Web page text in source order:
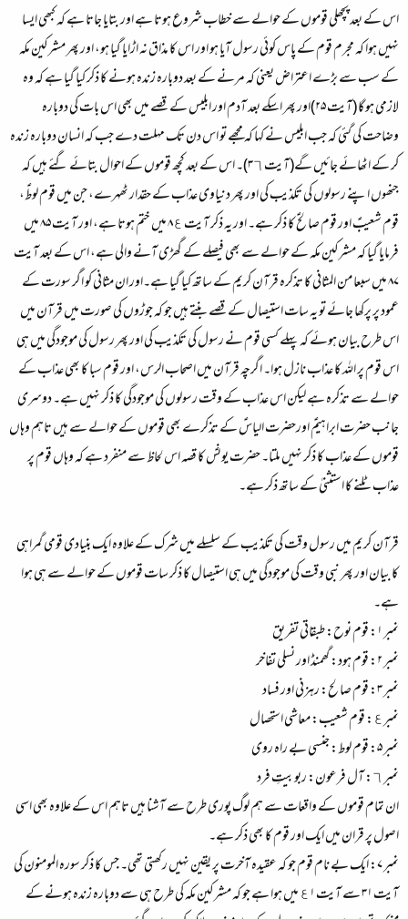
اس کے بعد پچھلی قوموں کے حوالے سے خطاب شروع ہوتا ہے اور بتایا جاتا ہے کہ کبھی ایسا
نہیں ہوا کہ مجرم قوم کے پاس کوئی رسول آیا ہو اور اس کا مذاق نہ اڑایا گیا ہو، اور پھر مشرکین مکہ
کے سب سے بڑے اعتراض یعنی کہ مرنے کے بعد دوبارہ زندہ ہونے کا ذکر کیا گیا ہے کہ وہ
لازمی ہو گا (آیت ۲۵)اور پھر اسکے بعد آدم اور ابلیس کے قصے میں بھی اس بات کی دوبارہ
وضاحت کی گئی کہ جب ابلیس نے کہا کہ مجھے تو اس دن تک مہلت دے جب کہ انسان دوبارہ زندہ
کر کے اٹھائے جائیں گے(آیت ۳٦)۔ اس کے بعد کچھ قوموں کے احوال بتائے گئے ہیں کہ
جنھوں اپنے رسولوں کی تکذیب کی اور پھر دنیاوی عذاب کے حقدار ٹھہرے، جن میں قوم لوطؑ،
قوم شعیبؑ اور قوم صالحؑ کا ذکر ہے۔ اور یہ ذکر آیت ۸٤ میں ختم ہوتا ہے، اور آیت ۸۵ میں
فرمایا گیا کہ مشرکین مکہ کے حوالے سے بھی فیصلے کے گھڑی آنے والی ہے، اس کے بعد آیت
۸۷ میں سبعا من المثانی کا تذکرہ قرآن کریم کے ساتھ کیا گیا ہے۔اور ان مثانی کو اگر سورت کے
عمود پر پرکھا جائے تو یہ سات استیصال کے قصے بنتے ہیں جو کہ جوڑوں کی صورت میں قرآن میں
اس طرح بیان ہوئے کہ پہلے کسی قوم نے رسول کی تکذیب کی اور پھر رسول کی موجودگی میں ہی
اس قوم پر الله کا عذاب نازل ہوا۔ اگرچہ قرآن میں اصحاب الرس، اور قوم سبا کا بھی عذاب کے
حوالے سے تذکرہ ہے لیکن اس عذاب کے وقت رسولوں کی موجودگی کا ذکر نہیں ہے۔ دوسری
جانب حضرت ابراہیمؑ اورحضرت الیاسؑ کے تذکرے بھی قوموں کے حوالے سے ہیں تاہم وہاں
قوموں کے عذاب کا ذکر نہیں ملتا۔ حضرت یونسؑ کا قصہ اس لحاظ سے منفرد ہے کہ وہاں قوم پر
عذاب ٹلنے کا استثنیٰ کے ساتھ ذکر ہے۔
قرآن کریم میں رسول وقت کی تکذیب کے سلسلے میں شرک کے علاوہ ایک بنیادی قومی گمراہی
کا بیان اور پھر نبی وقت کی موجودگی میں ہی استیصال کا ذکر سات قوموں کے حوالے سے ہی ہوا
ہے۔
نمبر ۱: قوم نوح: طبقاتی تفریق
نمبر ۲: قوم هود: گھمنڈ اور نسلی تفاخر
نمبر ۳: قوم صالح: رہزنی اور فساد
نمبر٤: قوم شعیب: معاشی استحصال
نمبر ۵: قوم لوط: جنسی بے راہ روی
نمبر ٦: آل فرعون: ربوبیتِ فرد
ان تمام قوموں کے واقعات سے ہم لوگ پوری طرح سے آشنا ہیں تاہم اس کے علاوہ بھی اسی
اصول پر قران میں ایک اور قوم کا بھی ذکر ہے۔
نمبر ۷: ایک بے نام قوم جو کہ عقیدہ آخرت پر یقین نہیں رکھتی تھی۔ جس کا ذکر سوره المومنون کی
آیت ۳۱ سے آیت ٤۱ میں ہوا ہے جو کہ مشرکین مکہ کی طرح ہی سے دوبارہ زندہ ہونے کے